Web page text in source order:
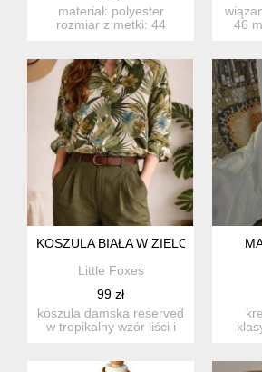
materiał: polyester
rozmiar z metki: 44
46
KOSZULA BIAŁA W ZIELONE LIŚCIE
Little Foxes
99 zł
koszula damska reserved
w tropikalny wzór liści i